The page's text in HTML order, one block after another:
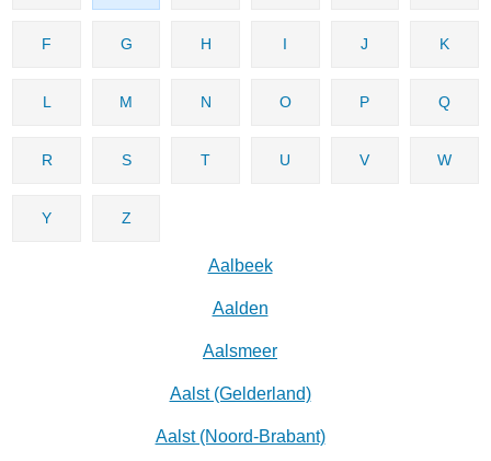
F G H I J K
L M N O P Q
R S T U V W
Y Z
Aalbeek
Aalden
Aalsmeer
Aalst (Gelderland)
Aalst (Noord-Brabant)